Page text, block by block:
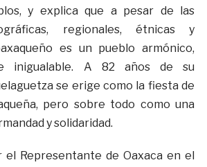
y explica que a pesar de las
regionales, étnicas y
es un pueblo armónico,
inigualable. A 82 años de su
se erige como la fiesta de
pero sobre todo como una
y solidaridad.
el Representante de Oaxaca en el